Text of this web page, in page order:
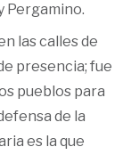
Pergamino.
las calles de
presencia; fue
pueblos para
de la
es la que